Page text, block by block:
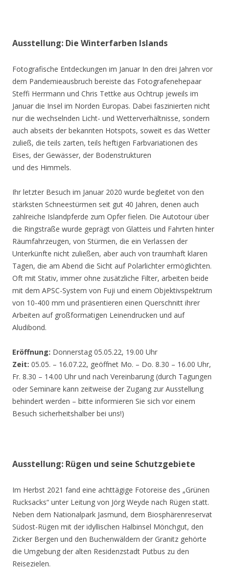
Ausstellung: Die Winterfarben Islands
Fotografische Entdeckungen im Januar In den drei Jahren vor
dem Pandemieausbruch bereiste das Fotografenehepaar
Steffi Herrmann und Chris Tettke aus Ochtrup jeweils im
Januar die Insel im Norden Europas. Dabei faszinierten nicht
nur die wechselnden Licht- und Wetterverhältnisse, sondern
auch abseits der bekannten Hotspots, soweit es das Wetter
zuließ, die teils zarten, teils heftigen Farbvariationen des
Eises, der Gewässer, der Bodenstrukturen
und des Himmels.
Ihr letzter Besuch im Januar 2020 wurde begleitet von den
stärksten Schneestürmen seit gut 40 Jahren, denen auch
zahlreiche Islandpferde zum Opfer fielen. Die Autotour über
die Ringstraße wurde geprägt von Glatteis und Fahrten hinter
Räumfahrzeugen, von Stürmen, die ein Verlassen der
Unterkünfte nicht zuließen, aber auch von traumhaft klaren
Tagen, die am Abend die Sicht auf Polarlichter ermöglichten.
Oft mit Stativ, immer ohne zusätzliche Filter, arbeiten beide
mit dem APSC-System von Fuji und einem Objektivspektrum
von 10-400 mm und präsentieren einen Querschnitt ihrer
Arbeiten auf großformatigen Leinendrucken und auf
Aludibond.
Eröffnung: Donnerstag 05.05.22, 19.00 Uhr
Zeit: 05.05. – 16.07.22, geöffnet Mo. – Do. 8.30 – 16.00 Uhr,
Fr. 8.30 – 14.00 Uhr und nach Vereinbarung (durch Tagungen
oder Seminare kann zeitweise der Zugang zur Ausstellung
behindert werden – bitte informieren Sie sich vor einem
Besuch sicherheitshalber bei uns!)
Ausstellung: Rügen und seine Schutzgebiete
Im Herbst 2021 fand eine achttägige Fotoreise des „Grünen
Rucksacks“ unter Leitung von Jörg Weyde nach Rügen statt.
Neben dem Nationalpark Jasmund, dem Biosphärenreservat
Südost-Rügen mit der idyllischen Halbinsel Mönchgut, den
Zicker Bergen und den Buchenwäldern der Granitz gehörte
die Umgebung der alten Residenzstadt Putbus zu den
Reisezielen.